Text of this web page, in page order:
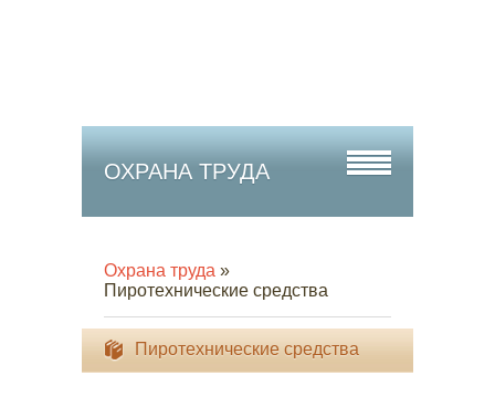
ОХРАНА ТРУДА
Охрана труда »
Пиротехнические средства
Пиротехнические средства